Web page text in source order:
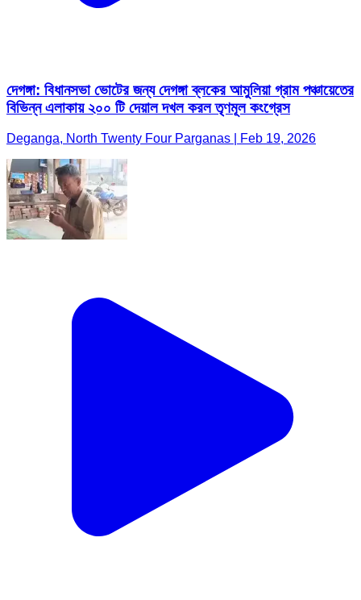
দেগঙ্গা: বিধানসভা ভোটের জন্য দেগঙ্গা ব্লকের আমুলিয়া গ্রাম পঞ্চায়েতের
বিভিন্ন এলাকায় ২০০ টি দেয়াল দখল করল তৃণমূল কংগ্রেস
Deganga, North Twenty Four Parganas | Feb 19, 2026